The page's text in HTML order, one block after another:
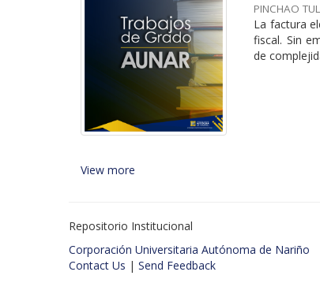
PINCHAO
La factura
fiscal. Sin
de
View more
Repositorio Institucional
Corporación Universitaria Autónoma de Nariño
Contact Us | Send Feedback